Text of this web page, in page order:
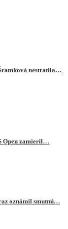
nestratila…
Open zamieril…
oznámil smutnú…